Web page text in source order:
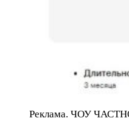
Реклама. ЧОУ